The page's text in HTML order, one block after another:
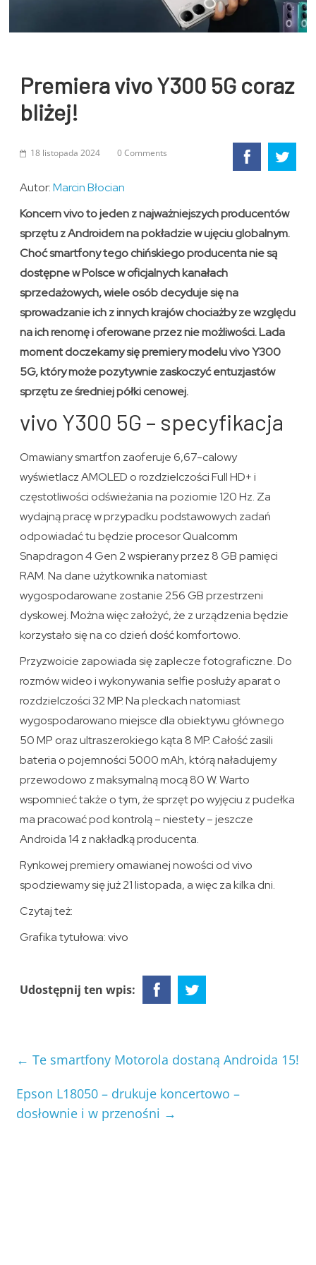
Premiera vivo Y300 5G coraz
bliżej!
18 listopada 2024 0 Comments
Autor:Marcin Błocian
Koncern vivo to jeden z najważniejszych producentów
sprzętu z Androidem na pokładzie w ujęciu globalnym.
Choć smartfony tego chińskiego producenta nie są
dostępne w Polsce w oficjalnych kanałach
sprzedażowych, wiele osób decyduje się na
sprowadzanie ich z innych krajów chociażby ze względu
na ich renomę i oferowane przez nie możliwości. Lada
moment doczekamy się premiery modelu vivo Y300
5G, który może pozytywnie zaskoczyć entuzjastów
sprzętu ze średniej półki cenowej.
vivo Y300 5G – specyfikacja
Omawiany smartfon zaoferuje 6,67-calowy
wyświetlacz AMOLED o rozdzielczości Full HD+ i
częstotliwości odświeżania na poziomie 120 Hz. Za
wydajną pracę w przypadku podstawowych zadań
odpowiadać tu będzie procesor Qualcomm
Snapdragon 4 Gen 2 wspierany przez 8 GB pamięci
RAM. Na dane użytkownika natomiast
wygospodarowane zostanie 256 GB przestrzeni
dyskowej. Można więc założyć, że z urządzenia będzie
korzystało się na co dzień dość komfortowo.
Przyzwoicie zapowiada się zaplecze fotograficzne. Do
rozmów wideo i wykonywania selfie posłuży aparat o
rozdzielczości 32 MP. Na pleckach natomiast
wygospodarowano miejsce dla obiektywu głównego
50 MP oraz ultraszerokiego kąta 8 MP. Całość zasili
bateria o pojemności 5000 mAh, którą naładujemy
przewodowo z maksymalną mocą 80 W. Warto
wspomnieć także o tym, że sprzęt po wyjęciu z pudełka
ma pracować pod kontrolą – niestety – jeszcze
Androida 14 z nakładką producenta.
Rynkowej premiery omawianej nowości od vivo
spodziewamy się już 21 listopada, a więc za kilka dni.
Czytaj też:
Grafika tytułowa: vivo
Udostępnij ten wpis:
← Te smartfony Motorola dostaną Androida 15!
Epson L18050 – drukuje koncertowo –
dosłownie i w przenośni →